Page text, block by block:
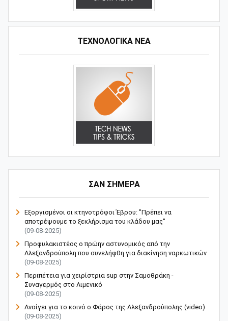
ΤΕΧΝΟΛΟΓΙΚΑ ΝΕΑ
ΣΑΝ ΣΗΜΕΡΑ
Εξοργισμένοι οι κτηνοτρόφοι Έβρου: "Πρέπει να
αποτρέψουμε το ξεκλήρισμα του κλάδου μας"
(09-08-2025)
Προφυλακιστέος ο πρώην αστυνομικός από την
Αλεξανδρούπολη που συνελήφθη για διακίνηση ναρκωτικών
(09-08-2025)
Περιπέτεια για χειρίστρια sup στην Σαμοθράκη -
Συναγερμός στο Λιμενικό
(09-08-2025)
Ανοίγει για το κοινό ο Φάρος της Αλεξανδρούπολης (video)
(09-08-2025)